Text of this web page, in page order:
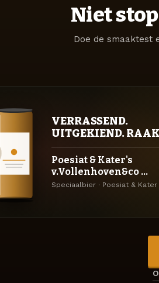
Niet
Doe de
VERRASSEND.
UITGEKIEND.
Poesiat & Kater's
v.Vollenhoven&co ...
Speciaalbier · Poesiat & Kater